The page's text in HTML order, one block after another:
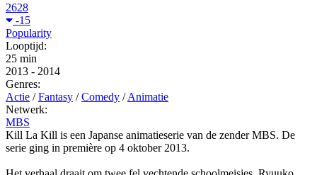
2628
-15
Popularity
Looptijd:
25 min
2013 - 2014
Genres:
Actie / Fantasy / Comedy / Animatie
Netwerk:
MBS
Kill La Kill is een Japanse animatieserie van de zender MBS. De
serie ging in première op 4 oktober 2013.